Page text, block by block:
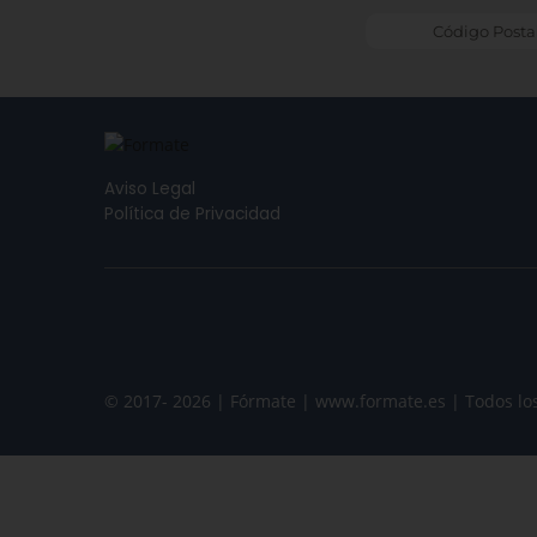
Aviso Legal
Política de Privacidad
© 2017- 2026 | Fórmate | www.formate.es | Todos